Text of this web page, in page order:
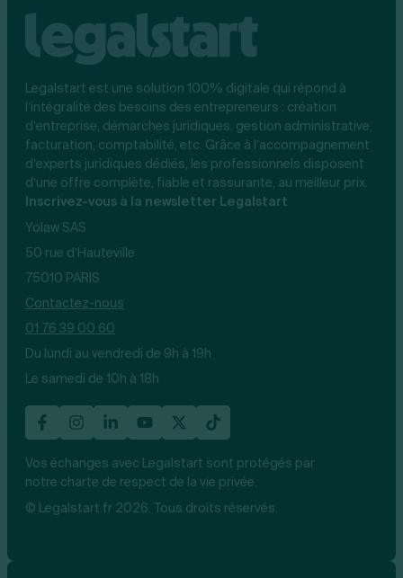
Legalstart est une solution 100% digitale qui répond à
l’intégralité des besoins des entrepreneurs : création
d’entreprise, démarches juridiques, gestion administrative,
facturation, comptabilité, etc. Grâce à l’accompagnement
d’experts juridiques dédiés, les professionnels disposent
d’une offre complète, fiable et rassurante, au meilleur prix.
Inscrivez-vous à la newsletter Legalstart
Yolaw SAS
50 rue d’Hauteville
75010 PARIS
Contactez-nous
01 76 39 00 60
Du lundi au vendredi de 9h à 19h
Le samedi de 10h à 18h
Vos échanges avec Legalstart sont protégés par
notre charte de respect de la vie privée.
© Legalstart.fr 2026. Tous droits réservés.